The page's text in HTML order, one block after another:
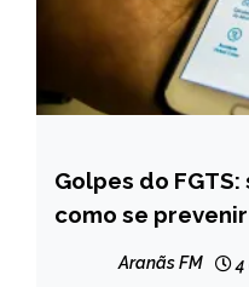
BRASIL
NOTÍCIAS
Golpes do
como se
Aranãs FM 4